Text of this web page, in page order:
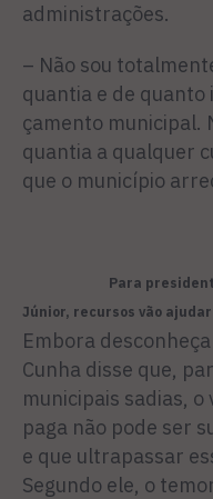
administrações.
– Não sou
quantia e de
çamento municipal.
quantia a qualquer
que o município
Para presidente da
Júnior, recursos vão
Embora
Cunha disse que,
munici­pais sadias,
paga não pode ser
e que ultra­passar
Segundo ele, o